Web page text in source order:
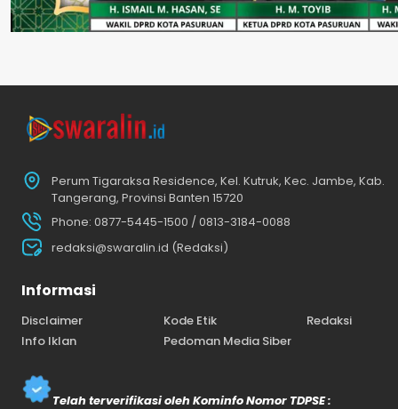
Perum Tigaraksa Residence, Kel. Kutruk, Kec. Jambe, Kab.
Tangerang, Provinsi Banten 15720
Phone: 0877-5445-1500 / 0813-3184-0088
redaksi@swaralin.id (Redaksi)
Informasi
Disclaimer Kode Etik
Redaksi
Info Iklan
Pedoman Media Siber
Telah terverifikasi oleh Kominfo Nomor TDPSE :